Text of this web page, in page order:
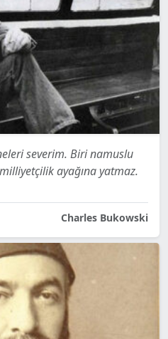
severim. Biri namuslu
ayağına yatmaz.
Charles Bukowski